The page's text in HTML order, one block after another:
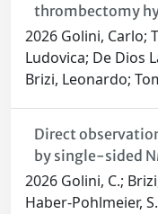
thrombectomy
2026 Golini, Carlo;
Ludovica; De Dios
Brizi, Leonardo;
Direct
by single-sided
2026 Golini, C.;
Haber-Pohlmeier,